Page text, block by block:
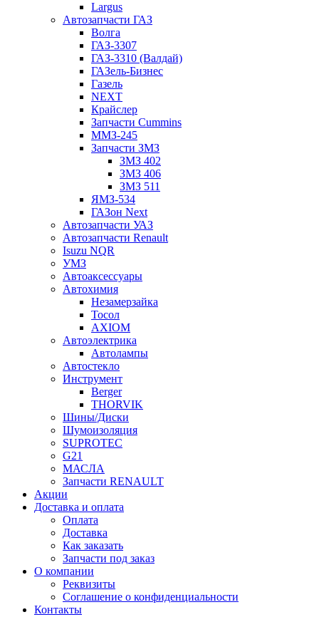
Largus
Автозапчасти ГАЗ
Волга
ГАЗ-3307
ГАЗ-3310 (Валдай)
ГАЗель-Бизнес
Газель
NEXT
Крайслер
Запчасти Cummins
ММЗ-245
Запчасти ЗМЗ
ЗМЗ 402
ЗМЗ 406
ЗМЗ 511
ЯМЗ-534
ГАЗон Next
Автозапчасти УАЗ
Автозапчасти Renault
Isuzu NQR
УМЗ
Автоаксессуары
Автохимия
Незамерзайка
Тосол
AXIOM
Автоэлектрика
Автолампы
Автостекло
Инструмент
Berger
THORVIK
Шины/Диски
Шумоизоляция
SUPROTEC
G21
МАСЛА
Запчасти RENAULT
Акции
Доставка и оплата
Оплата
Доставка
Как заказать
Запчасти под заказ
О компании
Реквизиты
Соглашение о конфиденциальности
Контакты